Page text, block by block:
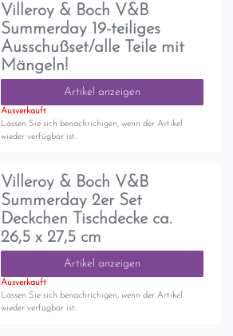
Villeroy & Boch V&B
Summerday 19-teiliges
Ausschußset/alle Teile mit
Mängeln!
Artikel anzeigen
Ausverkauft
Lassen Sie sich benachrichigen, wenn der Artikel
wieder verfügbar ist.
Villeroy & Boch V&B
Summerday 2er Set
Deckchen Tischdecke ca.
26,5 x 27,5 cm
Artikel anzeigen
Ausverkauft
Lassen Sie sich benachrichigen, wenn der Artikel
wieder verfügbar ist.